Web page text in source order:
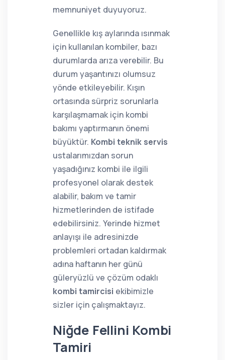
memnuniyet duyuyoruz.
Genellikle kış aylarında ısınmak
için kullanılan kombiler, bazı
durumlarda arıza verebilir. Bu
durum yaşantınızı olumsuz
yönde etkileyebilir. Kışın
ortasında sürpriz sorunlarla
karşılaşmamak için kombi
bakımı yaptırmanın önemi
büyüktür. Kombi teknik servis
ustalarımızdan sorun
yaşadığınız kombi ile ilgili
profesyonel olarak destek
alabilir, bakım ve tamir
hizmetlerinden de istifade
edebilirsiniz. Yerinde hizmet
anlayışı ile adresinizde
problemleri ortadan kaldırmak
adına haftanın her günü
güleryüzlü ve çözüm odaklı
kombi tamircisi ekibimizle
sizler için çalışmaktayız.
Niğde Fellini Kombi
Tamiri